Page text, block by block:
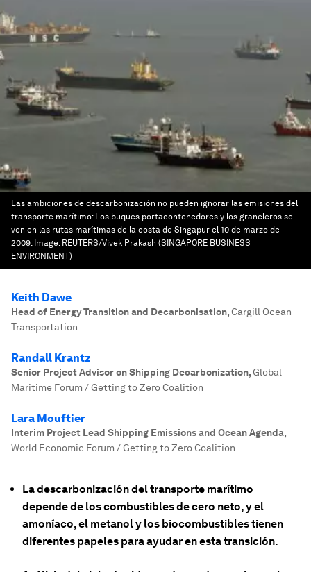
Las ambiciones de descarbonización no pueden ignorar las emisiones del
transporte marítimo: Los buques portacontenedores y los graneleros se
ven en las rutas marítimas de la costa de Singapur el 10 de marzo de
2009. Image: REUTERS/Vivek Prakash (SINGAPORE BUSINESS
ENVIRONMENT)
Keith Dawe
Head of Energy Transition and Decarbonisation,Cargill Ocean
Transportation
Randall Krantz
Senior Project Advisor on Shipping Decarbonization,Global
Maritime Forum / Getting to Zero Coalition
Lara Mouftier
Interim Project Lead Shipping Emissions and Ocean Agenda,
World Economic Forum / Getting to Zero Coalition
La descarbonización del transporte marítimo
depende de los combustibles de cero neto, y el
amoníaco, el metanol y los biocombustibles tienen
diferentes papeles para ayudar en esta transición.